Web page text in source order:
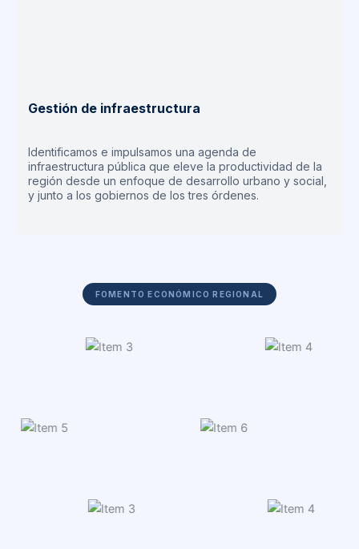
Gestión de infraestructura
Identificamos e impulsamos una agenda de
infraestructura pública que eleve la productividad de la
región desde un enfoque de desarrollo urbano y social,
y junto a los gobiernos de los tres órdenes.
FOMENTO ECONÓMICO REGIONAL